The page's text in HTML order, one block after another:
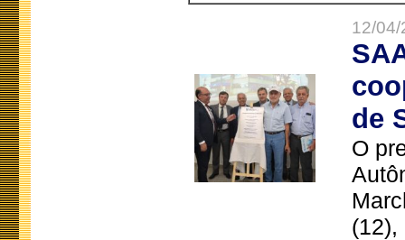
12/
de
O
(12),